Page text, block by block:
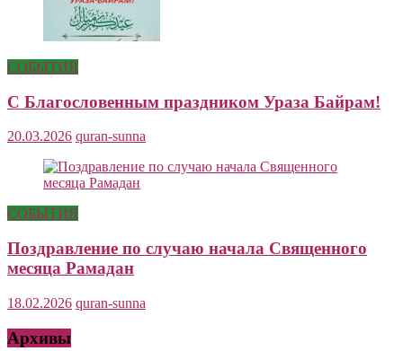
СОБЫТИЯ
С Благословенным праздником Ураза Байрам!
20.03.2026 quran-sunna
СОБЫТИЯ
Поздравление по случаю начала Священного
месяца Рамадан
18.02.2026 quran-sunna
Архивы